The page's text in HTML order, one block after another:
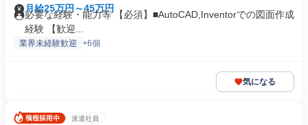
月給25万円～45万円
必要な経験・能力等 【必須】■AutoCAD,Inventorでの図面作成
経験 【歓迎...
業界未経験歓迎 +6個
気になる
派遣社員